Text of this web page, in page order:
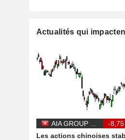
Actualités qui
-
Les actions chinoises